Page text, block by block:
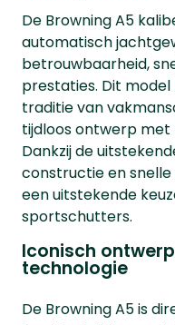
De Browning A5
automatisch
betrouwbaarheid,
prestaties. Dit
traditie van
tijdloos ontwerp
Dankzij de
constructie en
een uitstekende
sportschutters.
Iconisch
technologie
De Browning A5 is